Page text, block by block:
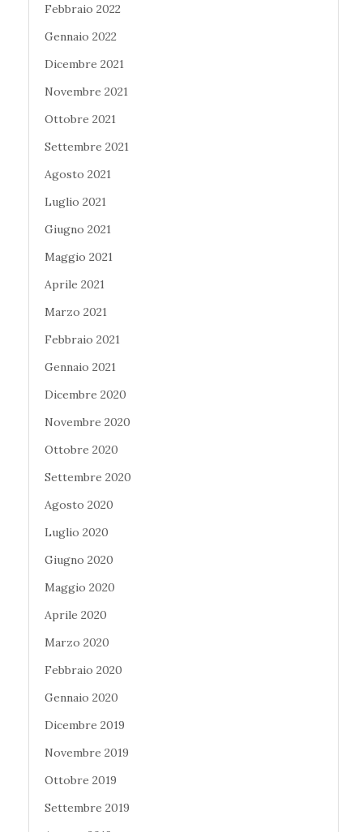
Febbraio 2022
Gennaio 2022
Dicembre 2021
Novembre 2021
Ottobre 2021
Settembre 2021
Agosto 2021
Luglio 2021
Giugno 2021
Maggio 2021
Aprile 2021
Marzo 2021
Febbraio 2021
Gennaio 2021
Dicembre 2020
Novembre 2020
Ottobre 2020
Settembre 2020
Agosto 2020
Luglio 2020
Giugno 2020
Maggio 2020
Aprile 2020
Marzo 2020
Febbraio 2020
Gennaio 2020
Dicembre 2019
Novembre 2019
Ottobre 2019
Settembre 2019